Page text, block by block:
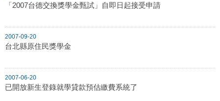
「2007台德交換獎學金甄試」自即日起接受申請
2007-09-20
台北縣原住民獎學金
2007-06-20
已開放新生登錄就學貸款預估繳費系統了